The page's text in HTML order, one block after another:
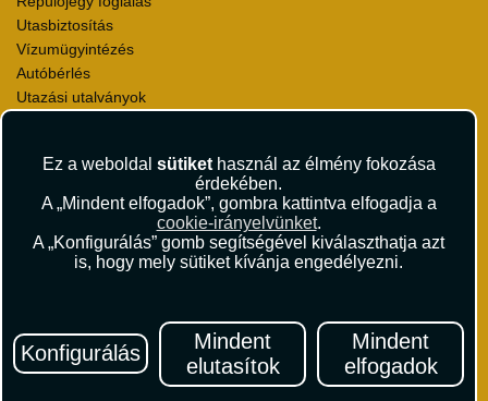
Ez a weboldal sütikethasznál az élmény fokozása
érdekében.
A „Mindent elfogadok”, gombra kattintva elfogadja a
cookie-irányelvünket.
A „Konfigurálás” gomb segítségével kiválaszthatja azt
is, hogy mely sütiket kívánja engedélyezni.
Konfigurálás
Mindent
elutasítok
Mindent
elfogadok
Utasbiztosítás
Vízumügyintézés
Autóbérlés
Utazási utalványok
Céges utaztatás
Törzsutas program
Katalógus
Sajtószoba
Viszonteladás